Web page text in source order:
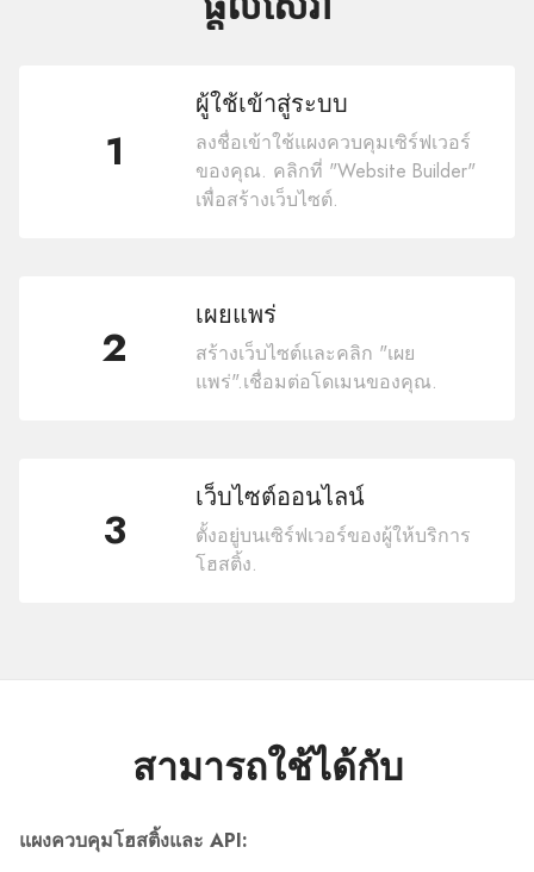
1
ผู้ใช้เข้าสู่ระบบ
ลงชื่อเข้าใช้แผงควบคุมเซิร์ฟเวอร์
ของคุณ. คลิกที่ "Website Builder"
เพื่อสร้างเว็บไซต์.
2
เผยแพร่
สร้างเว็บไซต์และคลิก "เผย
แพร่".เชื่อมต่อโดเมนของคุณ.
3
เว็บไซต์ออนไลน์
ตั้งอยู่บนเซิร์ฟเวอร์ของผู้ให้บริการ
โฮสติ้ง.
สามารถใช้ได้กับ
แผงควบคุมโฮสติ้งและ API: